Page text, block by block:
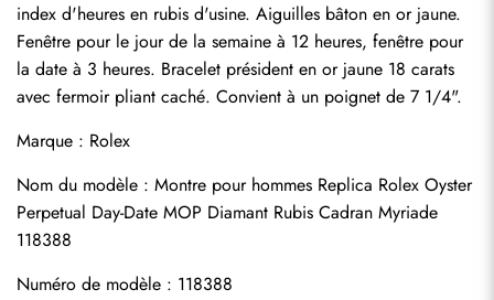
index d'heures en rubis d'usine. Aiguilles bâton en or jaune.
Fenêtre pour le jour de la semaine à 12 heures, fenêtre pour
la date à 3 heures. Bracelet président en or jaune 18 carats
avec fermoir pliant caché. Convient à un poignet de 7 1/4".
Marque : Rolex
Nom du modèle : Montre pour hommes Replica Rolex Oyster
Perpetual Day-Date MOP Diamant Rubis Cadran Myriade
118388
Numéro de modèle : 118388